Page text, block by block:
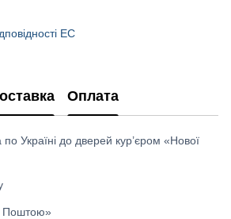
EC
Оплата
Україні до дверей кур’єром «Нової
Поштою»